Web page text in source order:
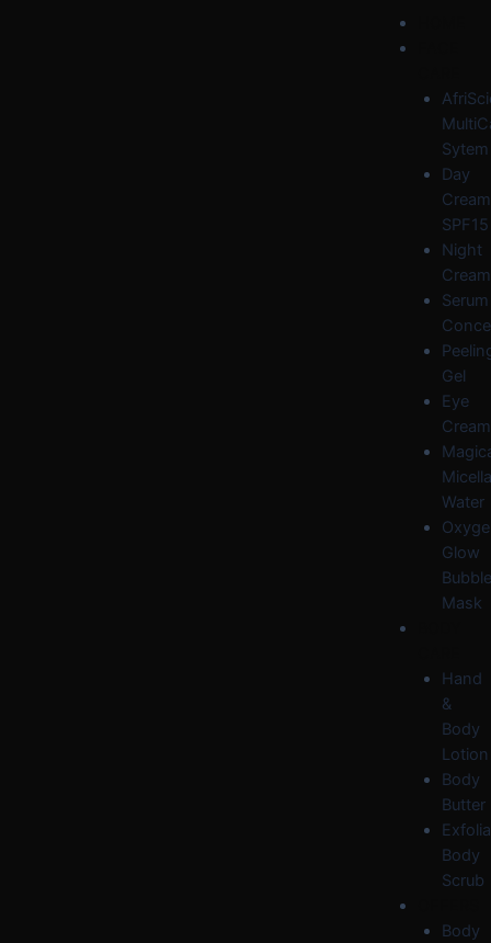
Sytem
Day
Cream
SPF15
Night
Cream
Serum
Gel
Eye
Cream
Water
Glow
Bubble
Mask
Hand
&
Body
Lotion
Body
Butter
Body
Scrub
Body
Menu